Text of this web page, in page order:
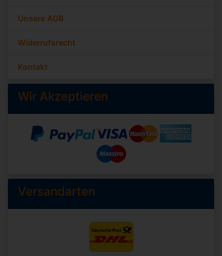
Unsere AGB
Widerrufsrecht
Kontakt
Wir Akzeptieren
Versandarten